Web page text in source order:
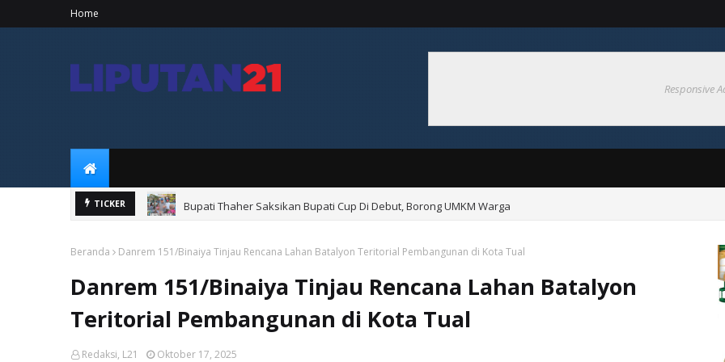
Home
Responsive
TICKER Bupati Thaher Saksikan Bupati Cup Di Debut, Borong UMKM Warga
Beranda Danrem 151/Binaiya Tinjau Rencana Lahan Batalyon Teritorial Pembangunan di Kota Tual
Danrem 151/Binaiya Tinjau Rencana Lahan Batalyon
Teritorial Pembangunan di Kota Tual
Redaksi, L21 Oktober 17, 2025